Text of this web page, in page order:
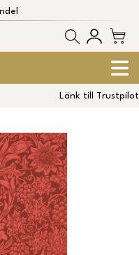
Länk till Trustpilot